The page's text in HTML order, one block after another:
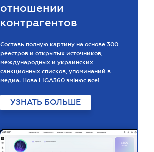
отношении
контрагентов
Составь полную картину на основе 300
реестров и открытых источников,
международных и украинских
санкционных списков, упоминаний в
медиа. Нова LIGA360 змінює все!
УЗНАТЬ БОЛЬШЕ